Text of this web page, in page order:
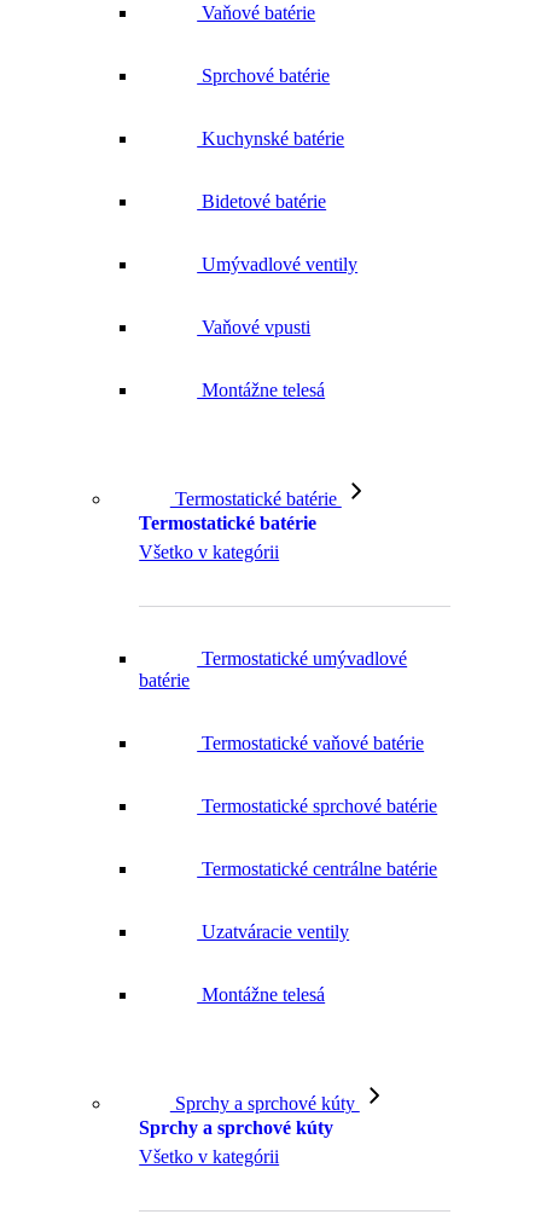
Vaňové batérie
Sprchové batérie
Kuchynské batérie
Bidetové batérie
Umývadlové ventily
Vaňové vpusti
Montážne telesá
Termostatické batérie
Termostatické batérie
Všetko v kategórii
Termostatické umývadlové
batérie
Termostatické vaňové batérie
Termostatické sprchové batérie
Termostatické centrálne batérie
Uzatváracie ventily
Montážne telesá
Sprchy a sprchové kúty
Sprchy a sprchové kúty
Všetko v kategórii